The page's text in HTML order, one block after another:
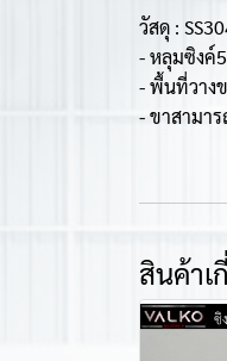
วัสดุ :
- หลุมซิงค์
- พื้นที่วาง
- ขาสามา
สินค้าเ